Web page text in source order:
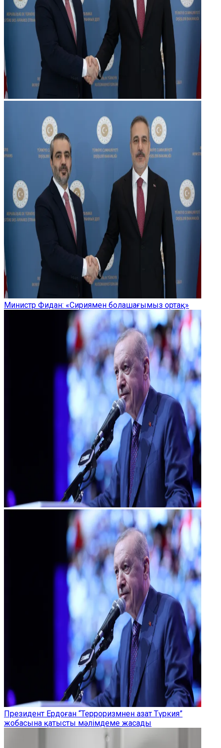
Министр Фидан: «Сириямен болашағымыз ортақ»
Президент Ердоған “Терроризмнен азат Түркия”
жобасына қатысты мәлімдеме жасады